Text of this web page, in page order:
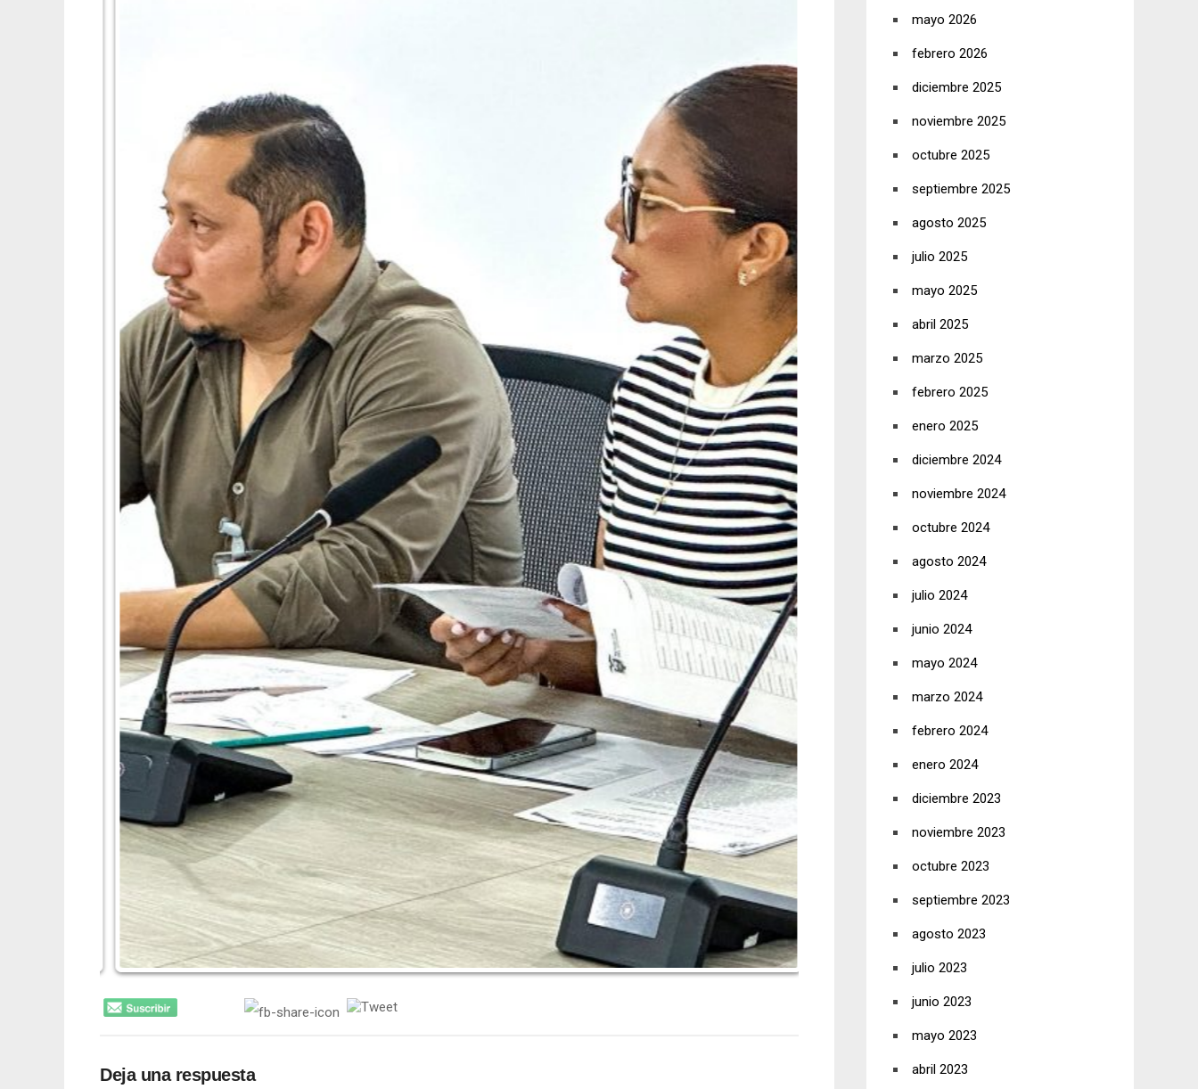
Deja una respuesta
mayo 2026
febrero 2026
diciembre 2025
noviembre 2025
octubre 2025
septiembre 2025
agosto 2025
julio 2025
mayo 2025
abril 2025
marzo 2025
febrero 2025
enero 2025
diciembre 2024
noviembre 2024
octubre 2024
agosto 2024
julio 2024
junio 2024
mayo 2024
marzo 2024
febrero 2024
enero 2024
diciembre 2023
noviembre 2023
octubre 2023
septiembre 2023
agosto 2023
julio 2023
junio 2023
mayo 2023
abril 2023